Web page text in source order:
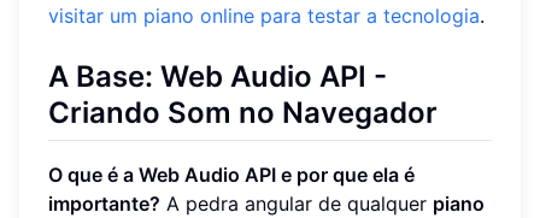
visitar um piano online para testar a tecnologia.
A Base: Web Audio API -
Criando Som no Navegador
O que é a Web Audio API e por que ela é
importante? A pedra angular de qualquer piano